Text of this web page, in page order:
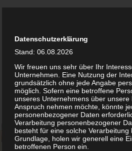
Suchen
Datenschutzerklärung
Stand: 06.08.2026
Wir freuen uns sehr über Ihr
Unternehmen. Eine Nutzung der
grundsätzlich ohne jede Angabe
möglich. Sofern eine betroffene
unseres Unternehmens über unsere
Anspruch nehmen möchte, könnte
personenbezogener Daten
Verarbeitung personenbezogener
besteht für eine solche Verarbeitung
Grundlage, holen wir generell eine
betroffenen Person ein.